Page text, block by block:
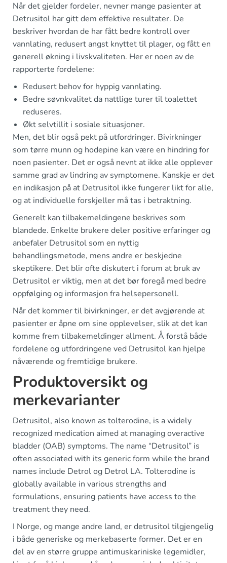
Når det gjelder fordeler, nevner mange pasienter at
Detrusitol har gitt dem effektive resultater. De
beskriver hvordan de har fått bedre kontroll over
vannlating, redusert angst knyttet til plager, og fått en
generell økning i livskvaliteten. Her er noen av de
rapporterte fordelene:
Redusert behov for hyppig vannlating.
Bedre søvnkvalitet da nattlige turer til toalettet
reduseres.
Økt selvtillit i sosiale situasjoner.
Men, det blir også pekt på utfordringer. Bivirkninger
som tørre munn og hodepine kan være en hindring for
noen pasienter. Det er også nevnt at ikke alle opplever
samme grad av lindring av symptomene. Kanskje er det
en indikasjon på at Detrusitol ikke fungerer likt for alle,
og at individuelle forskjeller må tas i betraktning.
Generelt kan tilbakemeldingene beskrives som
blandede. Enkelte brukere deler positive erfaringer og
anbefaler Detrusitol som en nyttig
behandlingsmetode, mens andre er beskjedne
skeptikere. Det blir ofte diskutert i forum at bruk av
Detrusitol er viktig, men at det bør foregå med bedre
oppfølging og informasjon fra helsepersonell.
Når det kommer til bivirkninger, er det avgjørende at
pasienter er åpne om sine opplevelser, slik at det kan
komme frem tilbakemeldinger allment. Å forstå både
fordelene og utfordringene ved Detrusitol kan hjelpe
nåværende og fremtidige brukere.
Produktoversikt og
merkevarianter
Detrusitol, also known as tolterodine, is a widely
recognized medication aimed at managing overactive
bladder (OAB) symptoms. The name “Detrusitol” is
often associated with its generic form while the brand
names include Detrol og Detrol LA. Tolterodine is
globally available in various strengths and
formulations, ensuring patients have access to the
treatment they need.
I Norge, og mange andre land, er detrusitol tilgjengelig
i både generiske og merkebaserte former. Det er en
del av en større gruppe antimuskariniske legemidler,